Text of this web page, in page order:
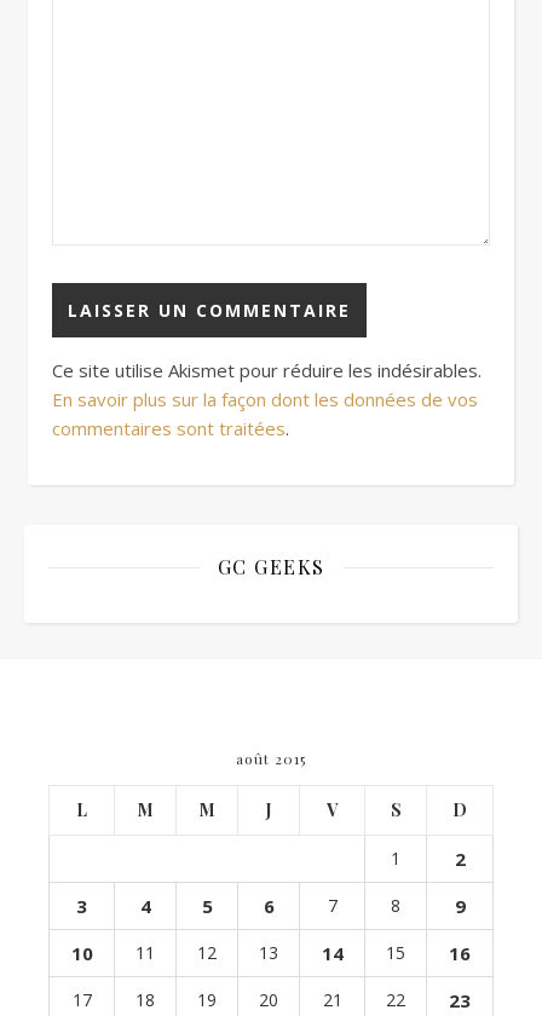
Ce site utilise Akismet pour réduire les indésirables.
En savoir plus sur la façon dont les données de vos
commentaires sont traitées.
GC GEEKS
août 2015
L M M J V S D
1
2
3
4 5 6 7 8
9
10
11 12 13 14 15 16
17 18 19 20 21 22 23